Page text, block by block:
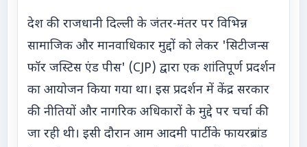
देश की राजधानी दिल्ली के जंतर-मंतर पर विभिन्न
सामाजिक और मानवाधिकार मुद्दों को लेकर 'सिटीजन्स
फॉर जस्टिस एंड पीस' (CJP) द्वारा एक शांतिपूर्ण प्रदर्शन
का आयोजन किया गया था। इस प्रदर्शन में केंद्र सरकार
की नीतियों और नागरिक अधिकारों के मुद्दे पर चर्चा की
जा रही थी। इसी दौरान आम आदमी पार्टी के फायरब्रांड